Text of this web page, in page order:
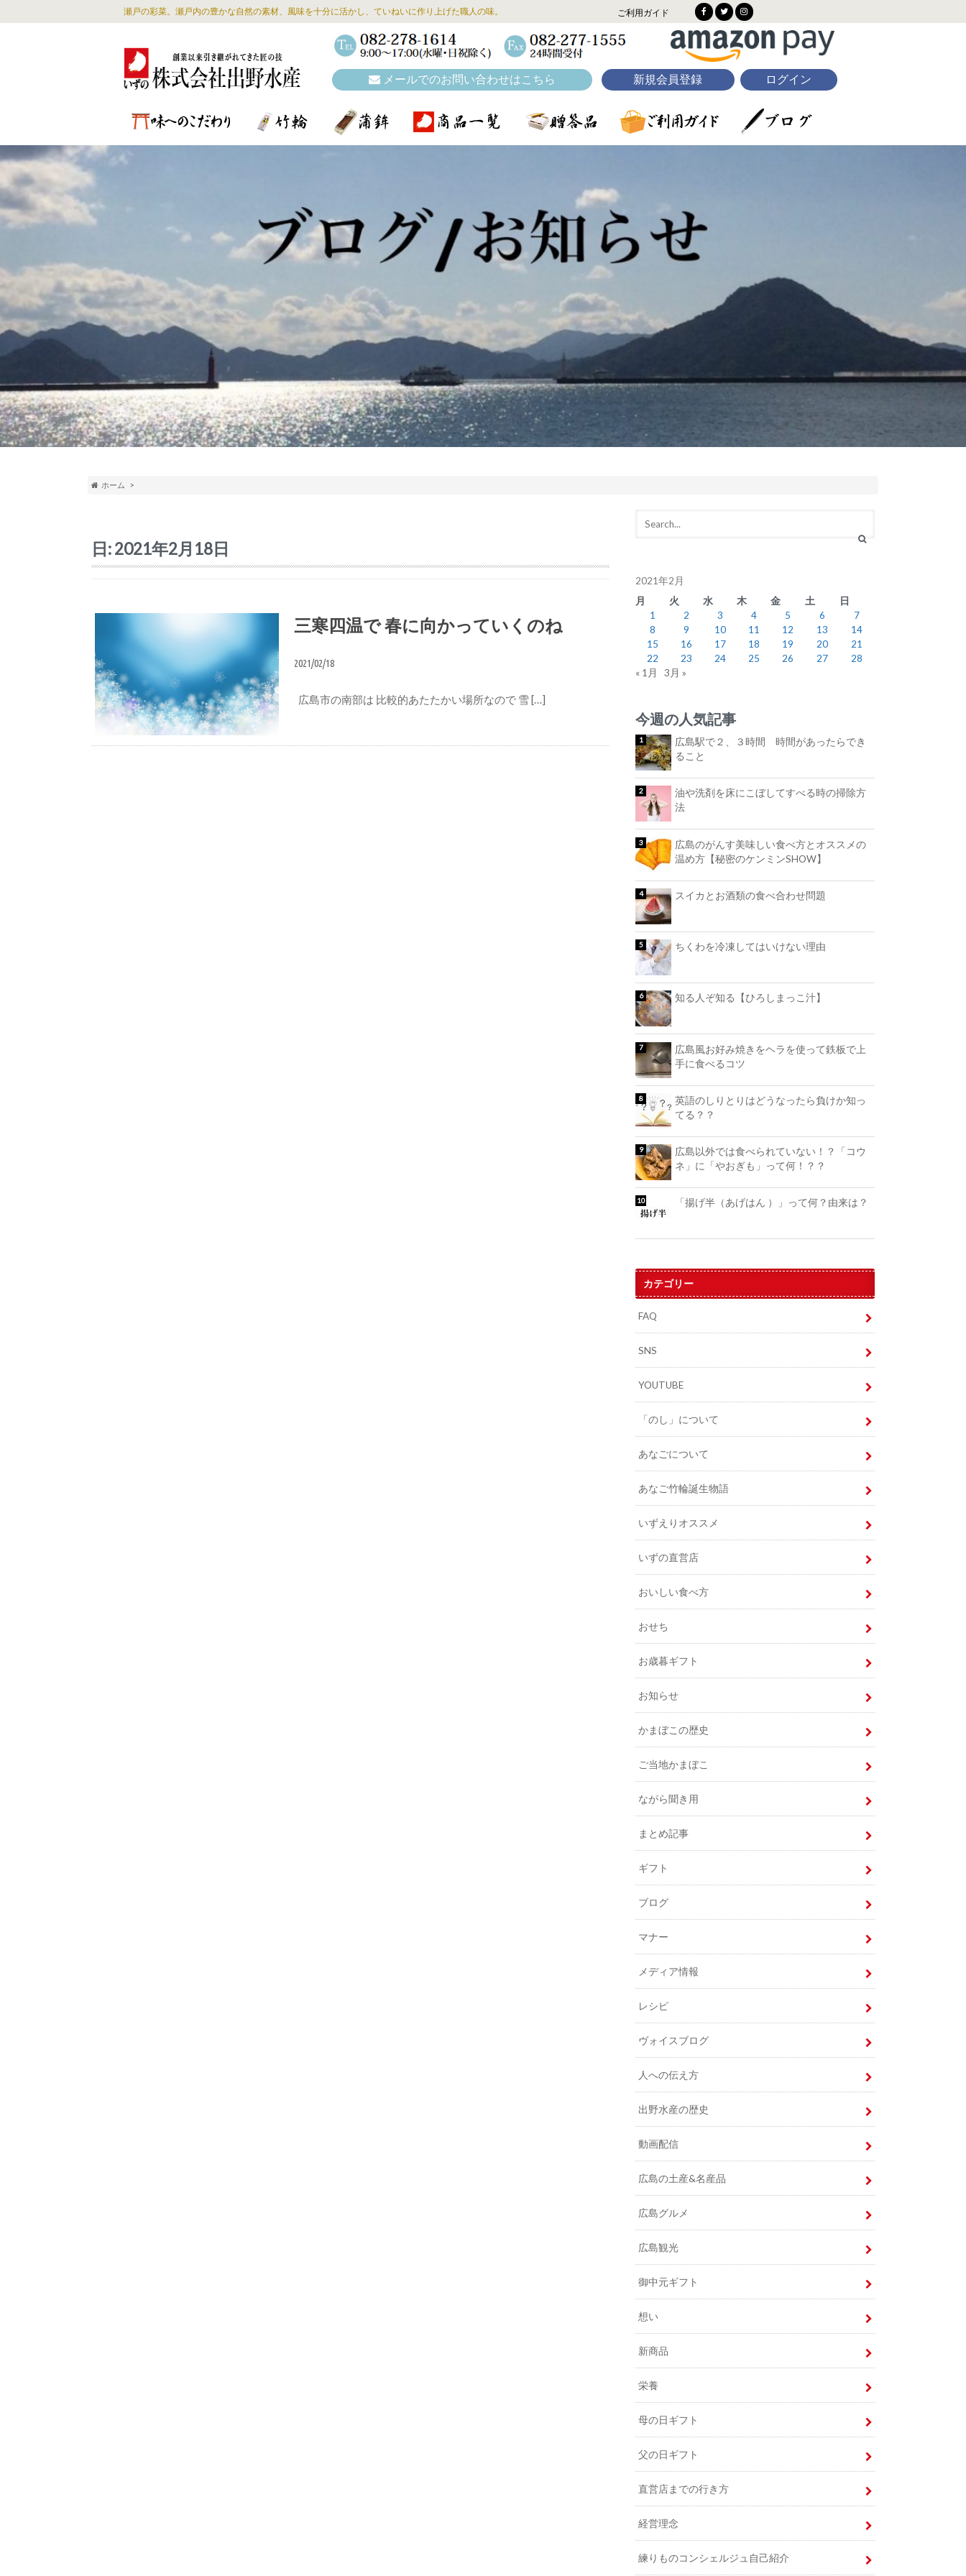
瀬戸の彩菜。瀬戸内の豊かな自然の素材、風味を十分に活かし、ていねいに作り上げた職人の味。 ご利用ガイド
メールでのお問い合わせはこちら 新規会員登録 ログイン
ホーム
日:2021年2月18日
ブログ
三寒四温で 春に向かっていくのね
2021/02/18
広島市の南部は 比較的あたたかい場所なので 雪 […]
2021年2月
月
火 水 木 金 土
日
1
2 3 4 5 6
7
8
9 10 11 12 13
14
15
16 17 18 19 20
21
22
23 24 25 26 27
28
« 1月
3月 »
今週の人気記事
広島駅で２、３時間 時間があったらでき
ること
油や洗剤を床にこぼしてすべる時の掃除方
法
広島のがんす美味しい食べ方とオススメの
温め方【秘密のケンミンSHOW】
スイカとお酒類の食べ合わせ問題
ちくわを冷凍してはいけない理由
知る人ぞ知る【ひろしまっこ汁】
広島風お好み焼きをヘラを使って鉄板で上
手に食べるコツ
英語のしりとりはどうなったら負けか知っ
てる？？
広島以外では食べられていない！？「コウ
ネ」に「やおぎも」って何！？？
「揚げ半（あげはん ）」って何？由来は？
カテゴリー
FAQ
SNS
YOUTUBE
「のし」について
あなごについて
あなご竹輪誕生物語
いずえりオススメ
いずの直営店
おいしい食べ方
おせち
お歳暮ギフト
お知らせ
かまぼこの歴史
ご当地かまぼこ
ながら聞き用
まとめ記事
ギフト
ブログ
マナー
メディア情報
レシピ
ヴォイスブログ
人への伝え方
出野水産の歴史
動画配信
広島の土産&名産品
広島グルメ
広島観光
御中元ギフト
想い
新商品
栄養
母の日ギフト
父の日ギフト
直営店までの行き方
経営理念
練りものコンシェルジュ自己紹介